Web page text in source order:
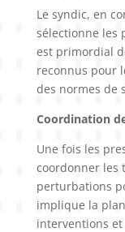
Le syndic, en
sélectionne les
est primordial
reconnus pour
des normes de
Coordination
Une fois les
coordonner les
perturbations
implique la
interventions